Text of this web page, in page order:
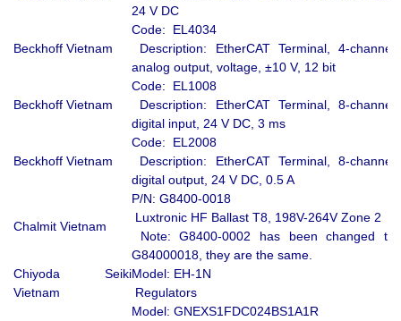
24 V DC
Beckhoff Vietnam
Code: EL4034
Description: EtherCAT Terminal, 4-channel
analog output, voltage, ±10 V, 12 bit
Beckhoff Vietnam
Code: EL1008
Description: EtherCAT Terminal, 8-channel
digital input, 24 V DC, 3 ms
Beckhoff Vietnam
Code: EL2008
Description: EtherCAT Terminal, 8-channel
digital output, 24 V DC, 0.5 A
Chalmit Vietnam
P/N: G8400-0018
Luxtronic HF Ballast T8, 198V-264V Zone 2
Note: G8400-0002 has been changed to
G84000018, they are the same.
Chiyoda Seiki
Vietnam
Model: EH-1N
Regulators
Model: GNEXS1FDC024BS1A1R